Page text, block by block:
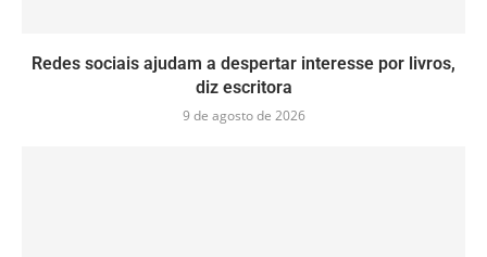
Redes sociais ajudam a despertar interesse por livros,
diz escritora
9 de agosto de 2026